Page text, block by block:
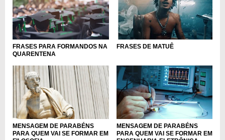
FRASES PARA FORMANDOS NA
QUARENTENA
FRASES DE MATUÊ
MENSAGEM DE PARABÉNS
PARA QUEM VAI SE FORMAR EM
MENSAGEM DE PARABÉNS
PARA QUEM VAI SE FORMAR EM